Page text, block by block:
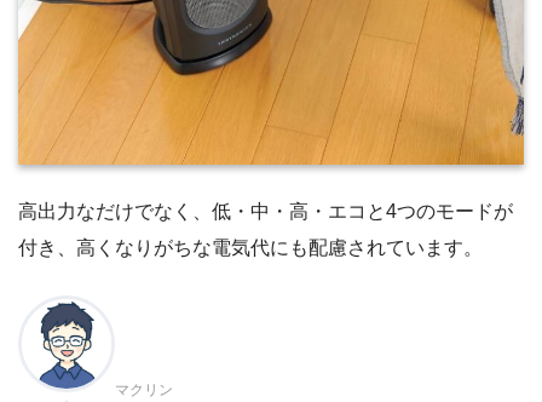
高出力なだけでなく、低・中・高・エコと4つのモードが
付き、高くなりがちな電気代にも配慮されています。
マクリン